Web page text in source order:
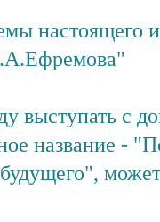
настоящего и
выступать с
название -